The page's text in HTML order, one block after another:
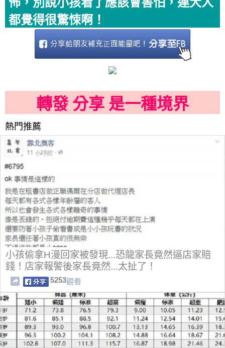
都覺得很驚悚啊！
轉發 分享 是一種境界
熱門推薦
小孩偷拿H漫回家被發現...恐龍家長竟然逼店家賠
錢！店家報警後家長竟然...太扯了！
5253觀看